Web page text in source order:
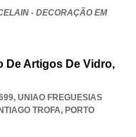
- DECORAÇÃO EM
De Artigos De Vidro,
, UNIAO FREGUESIAS
TROFA, PORTO